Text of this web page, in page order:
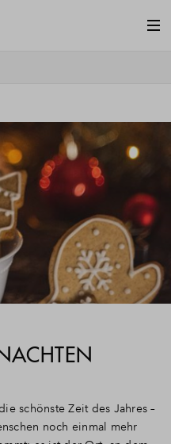
schönste Zeit des Jahres –
noch einmal mehr